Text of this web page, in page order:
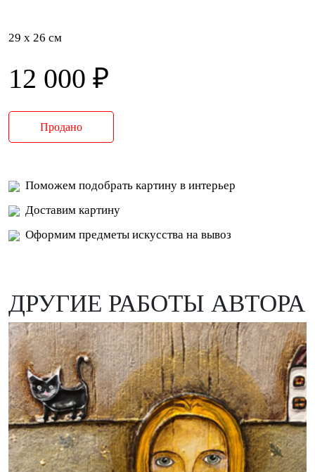
29 x 26 см
12 000 ₽
Продано
Поможем подобрать картину в интерьер
Доставим картину
Оформим предметы искусства на вывоз
ДРУГИЕ РАБОТЫ АВТОРА